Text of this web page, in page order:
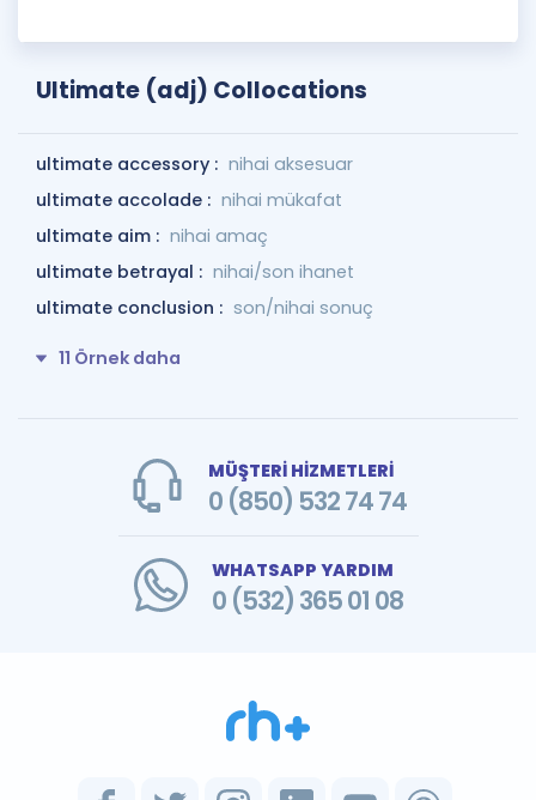
Ultimate (adj) Collocations
ultimate accessory : nihai aksesuar
ultimate accolade : nihai mükafat
ultimate aim : nihai amaç
ultimate betrayal : nihai/son ihanet
ultimate conclusion : son/nihai sonuç
11 Örnek daha
MÜŞTERİ HİZMETLERİ
0 (850) 532 74 74
WHATSAPP YARDIM
0 (532) 365 01 08